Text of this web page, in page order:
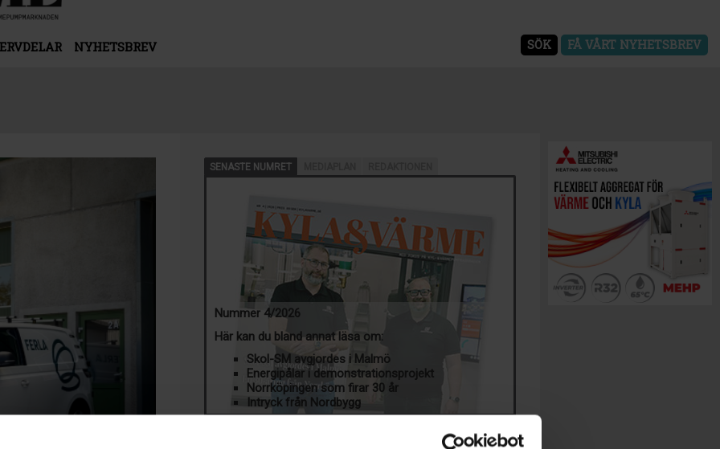
NYHETSBREV SÖK FÅ VÅRT NYHETSBREV
SENASTE NUMRET
Nummer 4/2026
Här kan du bland annat läsa om:
Skol-SM avgjordes i Malmö
Energipålar i demonstrationsprojekt
Norrköpingen som firar 30 år
Intryck från Nordbygg
Klicka här för att läsa mer om tidningen och prenumeration